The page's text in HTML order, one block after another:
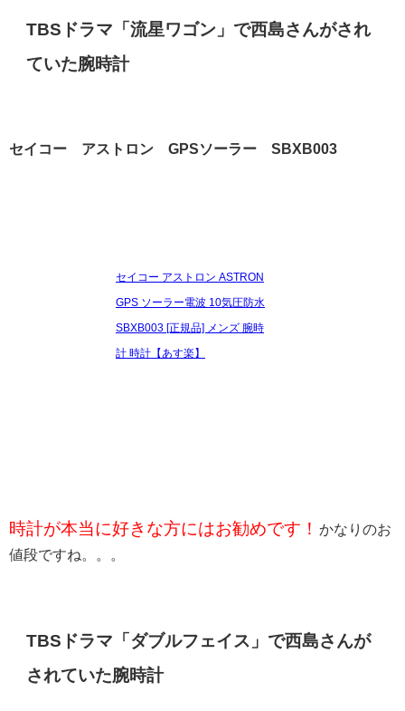
TBSドラマ「流星ワゴン」で西島さんがされ
ていた腕時計
セイコー アストロン GPSソーラー SBXB003
セイコー アストロン ASTRON
GPS ソーラー電波 10気圧防水
SBXB003 [正規品] メンズ 腕時
計 時計【あす楽】
時計が本当に好きな方にはお勧めです！ かなりのお
値段ですね。。。
TBSドラマ「ダブルフェイス」で西島さんが
されていた腕時計